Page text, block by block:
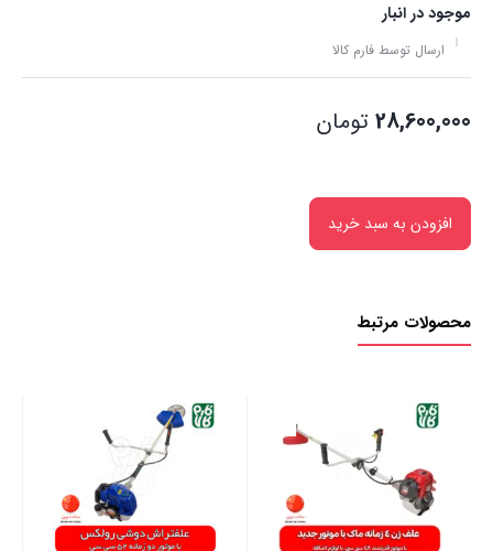
موجود در انبار
ارسال توسط فارم کالا
28,600,000 تومان
افزودن به سبد خرید
محصولات مرتبط